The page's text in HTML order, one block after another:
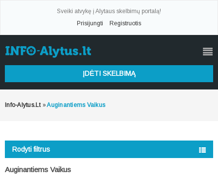
Sveiki atvykę į Alytaus skelbimų portalą!
Prisijungti
Registruotis
ĮDĖTI SKELBIMĄ
Info-Alytus.lt »Auginantiems Vaikus
Rodyti filtrus
Auginantiems Vaikus